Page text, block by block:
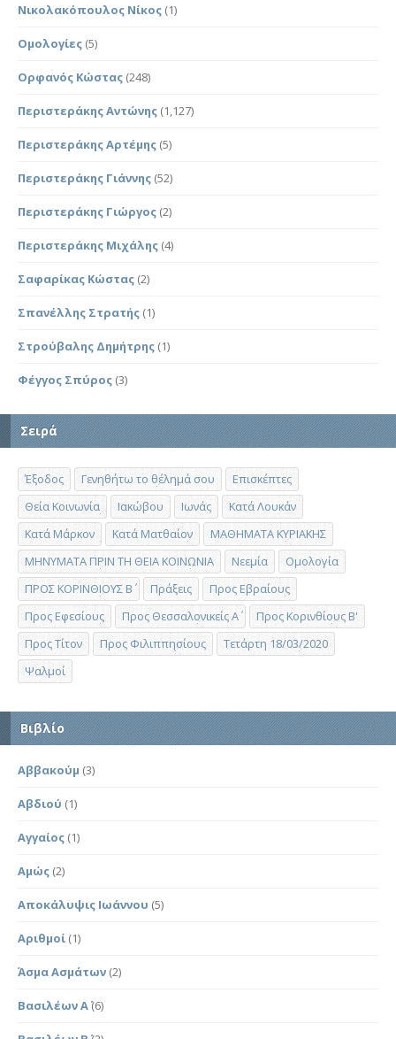
Νικολακόπουλος Νίκος (1)
Ομολογίες (5)
Ορφανός Κώστας (248)
Περιστεράκης Αντώνης (1,127)
Περιστεράκης Αρτέμης (5)
Περιστεράκης Γιάννης (52)
Περιστεράκης Γιώργος (2)
Περιστεράκης Μιχάλης (4)
Σαφαρίκας Κώστας (2)
Σπανέλλης Στρατής (1)
Στρούβαλης Δημήτρης (1)
Φέγγος Σπύρος (3)
Σειρά
Έξοδος Γενηθήτω το θέλημά σου
Επισκέπτες
Θεία Κοινωνία
Ιακώβου Ιωνάς
Κατά Λουκάν
Κατά Μάρκον
Κατά Ματθαίον
ΜΑΘΗΜΑΤΑ ΚΥΡΙΑΚΗΣ
ΜΗΝΥΜΑΤΑ ΠΡΙΝ ΤΗ ΘΕΙΑ ΚΟΙΝΩΝΙΑ
Νεεμία
Ομολογία
ΠΡΟΣ ΚΟΡΙΝΘΙΟΥΣ Β΄
Πράξεις
Προς Εβραίους
Προς Εφεσίους
Προς Θεσσαλονικείς Α΄
Προς Κορινθίους Β'
Προς Τίτον
Προς Φιλιππησίους
Τετάρτη 18/03/2020
Ψαλμοί
Βιβλίο
Αββακούμ (3)
Αβδιού (1)
Αγγαίος (1)
Αμώς (2)
Αποκάλυψις Ιωάννου (5)
Αριθμοί (1)
Άσμα Ασμάτων (2)
Βασιλέων Α΄(6)